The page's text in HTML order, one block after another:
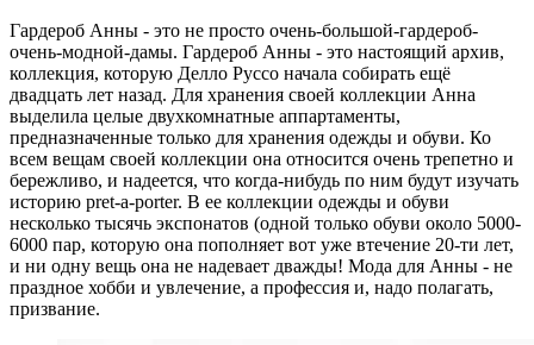
Гардероб Анны - это не просто очень-большой-гардероб-
очень-модной-дамы. Гардероб Анны - это настоящий архив,
коллекция, которую Делло Руссо начала собирать ещё
двадцать лет назад. Для хранения своей коллекции Анна
выделила целые двухкомнатные аппартаменты,
предназначенные только для хранения одежды и обуви. Ко
всем вещам своей коллекции она относится очень трепетно и
бережливо, и надеется, что когда-нибудь по ним будут изучать
историю pret-a-porter. В ее коллекции одежды и обуви
несколько тысячь экспонатов (одной только обуви около 5000-
6000 пар, которую она пополняет вот уже втечение 20-ти лет,
и ни одну вещь она не надевает дважды! Мода для Анны - не
праздное хобби и увлечение, а профессия и, надо полагать,
призвание.